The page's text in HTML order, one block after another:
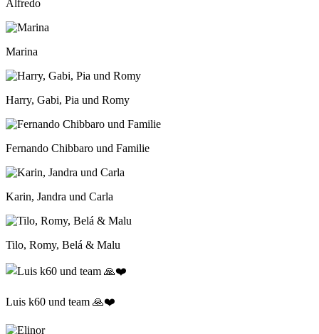
Alfredo
Marina
Harry, Gabi, Pia und Romy
Fernando Chibbaro und Familie
Karin, Jandra und Carla
Tilo, Romy, Belá & Malu
Luis k60 und team 🙏❤️